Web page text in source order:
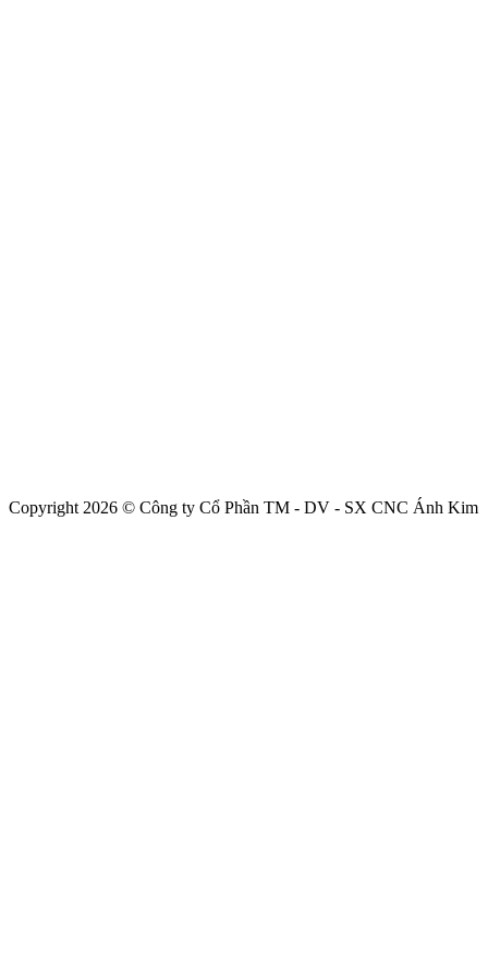
Copyright 2026 © Công ty Cổ Phần TM - DV - SX CNC Ánh Kim